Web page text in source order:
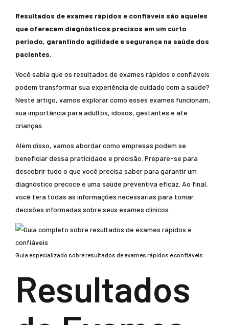
Resultados de exames rápidos e confiáveis são aqueles
que oferecem diagnósticos precisos em um curto
período, garantindo agilidade e segurança na saúde dos
pacientes.
Você sabia que os resultados de exames rápidos e confiáveis
podem transformar sua experiência de cuidado com a saúde?
Neste artigo, vamos explorar como esses exames funcionam,
sua importância para adultos, idosos, gestantes e até
crianças.
Além disso, vamos abordar como empresas podem se
beneficiar dessa praticidade e precisão. Prepare-se para
descobrir tudo o que você precisa saber para garantir um
diagnóstico precoce e uma saúde preventiva eficaz. Ao final,
você terá todas as informações necessárias para tomar
decisões informadas sobre seus exames clínicos.
Guia especializado sobre resultados de exames rápidos e confiáveis
Resultados